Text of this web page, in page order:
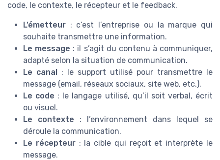
code, le contexte, le récepteur et le feedback.
L’émetteur : c’est l’entreprise ou la marque qui
souhaite transmettre une information.
Le message : il s’agit du contenu à communiquer,
adapté selon la situation de communication.
Le canal : le support utilisé pour transmettre le
message (email, réseaux sociaux, site web, etc.).
Le code : le langage utilisé, qu’il soit verbal, écrit
ou visuel.
Le contexte : l’environnement dans lequel se
déroule la communication.
Le récepteur: la cible qui reçoit et interprète le
message.